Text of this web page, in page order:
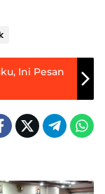
Ini Pesan